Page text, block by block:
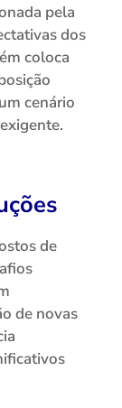
pela
dos
coloca
cenário
de
de novas